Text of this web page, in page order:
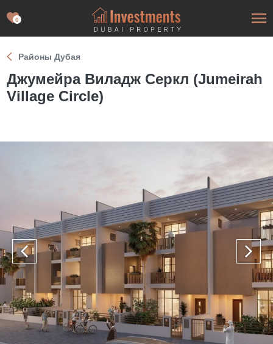
0
Районы Дубая
Джумейра Виладж Серкл (Jumeirah
Village Circle)